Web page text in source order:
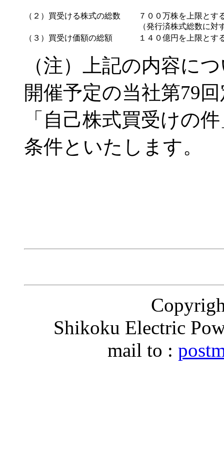
（２）買受ける株式の総数
７００万株を上限とす
（発行済株式総数に対
（３）買受け価額の総額
１４０億円を上限とす
（注）上記の内容に
開催予定の当社第79
「自己株式買受けの
条件といたします。
Shikoku Electric
mail to :